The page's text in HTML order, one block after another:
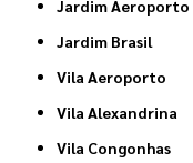
Jardim Aeroporto
Jardim Brasil
Vila Aeroporto
Vila Alexandrina
Vila Congonhas